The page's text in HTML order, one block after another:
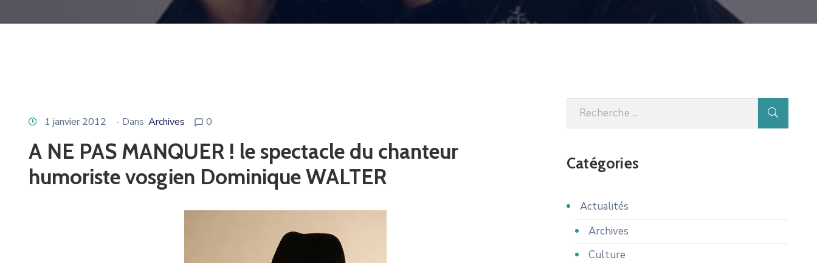
1 janvier 2012 - Dans Archives 0
A NE PAS MANQUER ! le spectacle du chanteur
humoriste vosgien Dominique WALTER
Catégories
Actualités
Archives
Culture